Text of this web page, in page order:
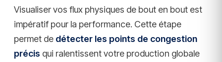
Visualiser vos flux physiques de bout en bout est
impératif pour la performance. Cette étape
permet de détecter les points de congestion
précis qui ralentissent votre production globale